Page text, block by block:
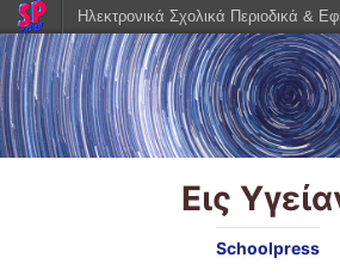
Εις
Schoolpress
Ηλεκτρονικά Σχολικά Περιοδικά &